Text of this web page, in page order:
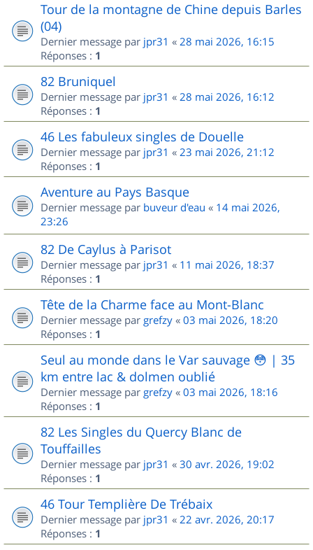
Tour de la montagne de Chine depuis Barles
(04)
Dernier message par jpr31 « 28 mai 2026, 16:15
Réponses : 1
82 Bruniquel
Dernier message par jpr31 « 28 mai 2026, 16:12
Réponses : 1
46 Les fabuleux singles de Douelle
Dernier message par jpr31 « 23 mai 2026, 21:12
Réponses : 1
Aventure au Pays Basque
Dernier message par buveur d'eau « 14 mai 2026,
23:26
82 De Caylus à Parisot
Dernier message par jpr31 « 11 mai 2026, 18:37
Réponses : 1
Tête de la Charme face au Mont-Blanc
Dernier message par grefzy « 03 mai 2026, 18:20
Réponses : 1
Seul au monde dans le Var sauvage 😳 | 35
km entre lac & dolmen oublié
Dernier message par grefzy « 03 mai 2026, 18:16
Réponses : 1
82 Les Singles du Quercy Blanc de
Touffailles
Dernier message par jpr31 « 30 avr. 2026, 19:02
Réponses : 1
46 Tour Templière De Trébaix
Dernier message par jpr31 « 22 avr. 2026, 20:17
Réponses : 1